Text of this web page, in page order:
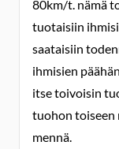
80km/t. nämä
tuotaisiin
saataisiin
ihmisien
itse toivoisin
tuohon toiseen
mennä.